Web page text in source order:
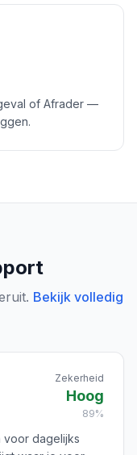
of Afrader —
Bekijk volledig
Zekerheid
Hoog
89%
voor dagelijks